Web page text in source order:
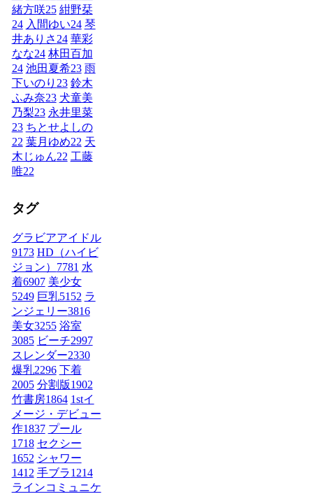
緒方咲25 紺野栞
24 入間ゆい24 琴
井ありさ 24 華彩
なな24 林田百加
24 池田夏希23 雨
下いのり 23 鈴木
ふみ奈23 犬童美
乃梨23 永井里菜
23 ちとせよしの
22 葉月ゆめ22 天
木じゅん22 工藤
唯22
タグ
グラビアアイドル
9173 HD（ハイビ
ジョン） 7781 水
着6907 美少女
5249 巨乳5152 ラ
ンジェリー3816
美女3255 浴室
3085 ビーチ2997
スレンダー2330
爆乳2296 下着
2005 分割版1902
竹書房1864 1stイ
メージ・デビュー
作1837 プール
1718 セクシー
1652 シャワー
1412 手ブラ1214
ラインコミュニケ